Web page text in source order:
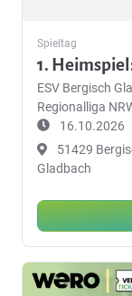
Spieltag
1.
ESV Bergisch
Regionalliga
16.10.2026
51429
Gladbach